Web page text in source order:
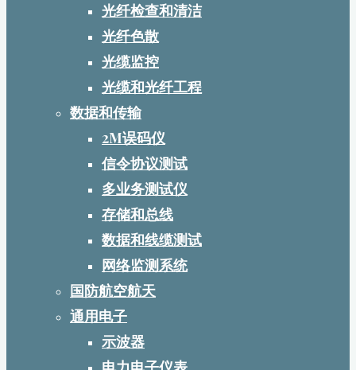
光纤检查和清洁
光纤色散
光缆监控
光缆和光纤工程
数据和传输
2M误码仪
信令协议测试
多业务测试仪
存储和总线
数据和线缆测试
网络监测系统
国防航空航天
通用电子
示波器